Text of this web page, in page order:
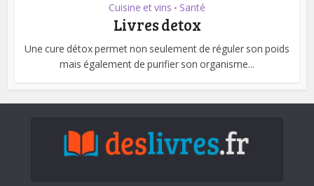
Cuisine et vins • Santé
Livres detox
Une cure détox permet non seulement de réguler son poids
mais également de purifier son organisme...